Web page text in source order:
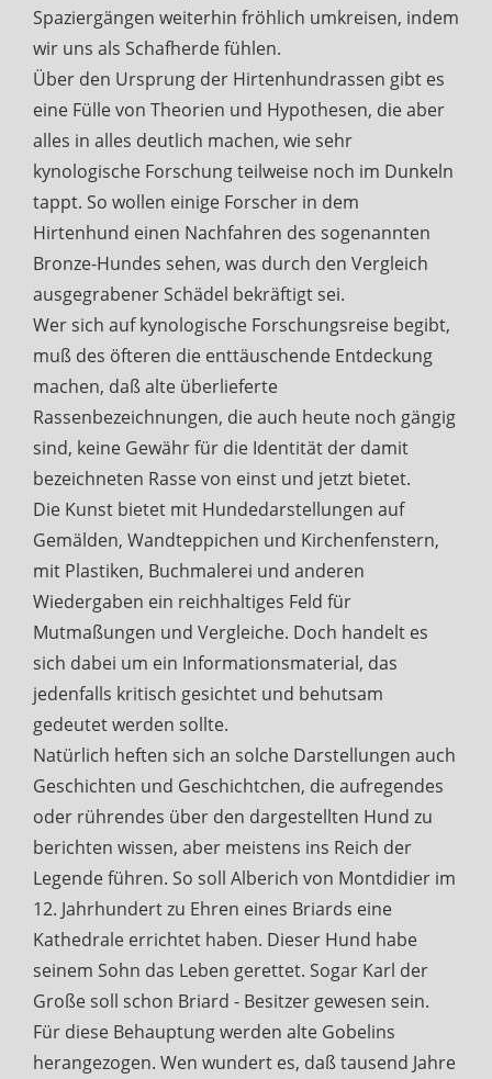
Spaziergängen weiterhin fröhlich umkreisen, indem
wir uns als Schafherde fühlen.
Über den Ursprung der Hirtenhundrassen gibt es
eine Fülle von Theorien und Hypothesen, die aber
alles in alles deutlich machen, wie sehr
kynologische Forschung teilweise noch im Dunkeln
tappt. So wollen einige Forscher in dem
Hirtenhund einen Nachfahren des sogenannten
Bronze-Hundes sehen, was durch den Vergleich
ausgegrabener Schädel bekräftigt sei.
Wer sich auf kynologische Forschungsreise begibt,
muß des öfteren die enttäuschende Entdeckung
machen, daß alte überlieferte
Rassenbezeichnungen, die auch heute noch gängig
sind, keine Gewähr für die Identität der damit
bezeichneten Rasse von einst und jetzt bietet.
Die Kunst bietet mit Hundedarstellungen auf
Gemälden, Wandteppichen und Kirchenfenstern,
mit Plastiken, Buchmalerei und anderen
Wiedergaben ein reichhaltiges Feld für
Mutmaßungen und Vergleiche. Doch handelt es
sich dabei um ein Informationsmaterial, das
jedenfalls kritisch gesichtet und behutsam
gedeutet werden sollte.
Natürlich heften sich an solche Darstellungen auch
Geschichten und Geschichtchen, die aufregendes
oder rührendes über den dargestellten Hund zu
berichten wissen, aber meistens ins Reich der
Legende führen. So soll Alberich von Montdidier im
12. Jahrhundert zu Ehren eines Briards eine
Kathedrale errichtet haben. Dieser Hund habe
seinem Sohn das Leben gerettet. Sogar Karl der
Große soll schon Briard - Besitzer gewesen sein.
Für diese Behauptung werden alte Gobelins
herangezogen. Wen wundert es, daß tausend Jahre